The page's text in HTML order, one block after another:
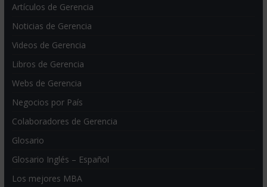
Artículos de Gerencia
Noticias de Gerencia
Videos de Gerencia
Libros de Gerencia
Webs de Gerencia
Negocios por País
Colaboradores de Gerencia
Glosario
Glosario Inglés – Español
Los mejores MBA